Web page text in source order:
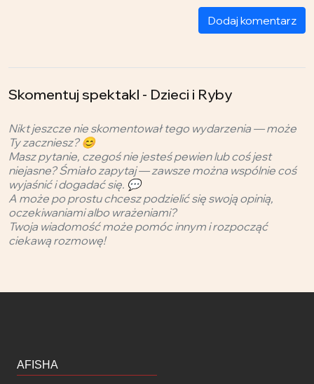
Dodaj komentarz
Skomentuj spektakl - Dzieci i Ryby
Nikt jeszcze nie skomentował tego wydarzenia — może
Ty zaczniesz? 😊
Masz pytanie, czegoś nie jesteś pewien lub coś jest
niejasne? Śmiało zapytaj — zawsze można wspólnie coś
wyjaśnić i dogadać się. 💬
A może po prostu chcesz podzielić się swoją opinią,
oczekiwaniami albo wrażeniami?
Twoja wiadomość może pomóc innym i rozpocząć
ciekawą rozmowę!
AFISHA